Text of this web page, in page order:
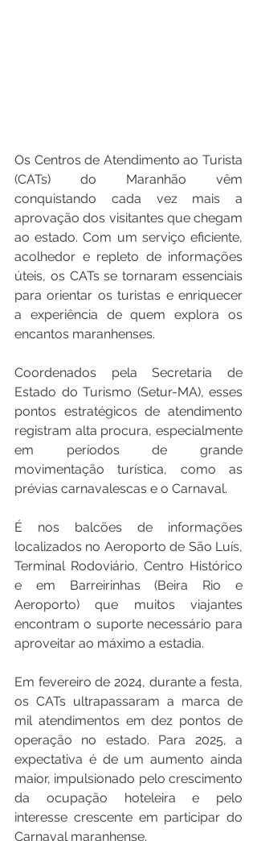
Os Centros de Atendimento ao Turista
(CATs) do Maranhão vêm
conquistando cada vez mais a
aprovação dos visitantes que chegam
ao estado. Com um serviço eficiente,
acolhedor e repleto de informações
úteis, os CATs se tornaram essenciais
para orientar os turistas e enriquecer
a experiência de quem explora os
encantos maranhenses.
Coordenados pela Secretaria de
Estado do Turismo (Setur-MA), esses
pontos estratégicos de atendimento
registram alta procura, especialmente
em períodos de grande
movimentação turística, como as
prévias carnavalescas e o Carnaval.
É nos balcões de informações
localizados no Aeroporto de São Luís,
Terminal Rodoviário, Centro Histórico
e em Barreirinhas (Beira Rio e
Aeroporto) que muitos viajantes
encontram o suporte necessário para
aproveitar ao máximo a estadia.
Em fevereiro de 2024, durante a festa,
os CATs ultrapassaram a marca de
mil atendimentos em dez pontos de
operação no estado. Para 2025, a
expectativa é de um aumento ainda
maior, impulsionado pelo crescimento
da ocupação hoteleira e pelo
interesse crescente em participar do
Carnaval maranhense.